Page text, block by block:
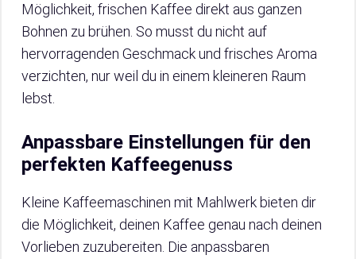
Möglichkeit, frischen Kaffee direkt aus ganzen
Bohnen zu brühen. So musst du nicht auf
hervorragenden Geschmack und frisches Aroma
verzichten, nur weil du in einem kleineren Raum
lebst.
Anpassbare Einstellungen für den
perfekten Kaffeegenuss
Kleine Kaffeemaschinen mit Mahlwerk bieten dir
die Möglichkeit, deinen Kaffee genau nach deinen
Vorlieben zuzubereiten. Die anpassbaren